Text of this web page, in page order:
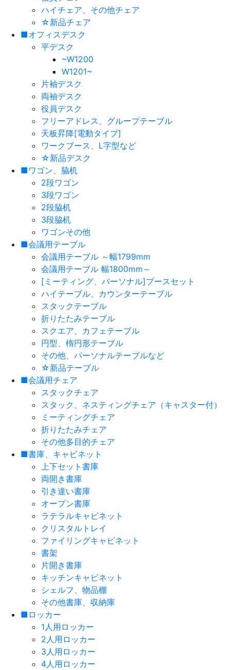
ハイチェア、その他チェア
☆新品チェア
■オフィスデスク
平デスク
~W1200
W1201~
片袖デスク
両袖デスク
役員デスク
フリーアドレス、グループテーブル
天板昇降[電動タイプ]
ワークブース、L字型など
☆新品デスク
■ワゴン、脇机
2段ワゴン
3段ワゴン
2段脇机
3段脇机
ワゴンその他
■会議用テーブル
会議用テーブル ～幅1799mm
会議用テーブル 幅1800mm～
[ミーティング、パーソナル]ブースセット
ハイテーブル、カウンターテーブル
スタックテーブル
折りたたみテーブル
スクエア、カフェテーブル
円型、楕円形テーブル
その他、パーソナルテーブルなど
☆新品テーブル
■会議用チェア
スタックチェア
スタック、ネスティングチェア（キャスター付）
ミーティングチェア
折りたたみチェア
その他多目的チェア
■書庫、キャビネット
上下セット書庫
両開き書庫
引き違い書庫
オープン書庫
ラテラルキャビネット
クリスタルトレイ
ファイリングキャビネット
書架
片開き書庫
キッチンキャビネット
シェルフ、物品棚
その他書庫、収納庫
■ロッカー
1人用ロッカー
2人用ロッカー
3人用ロッカー
4人用ロッカー